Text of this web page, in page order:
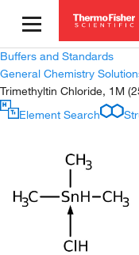
Buffers and Standards
General Chemistry
Trimethyltin Chloride, 1M
Element Search